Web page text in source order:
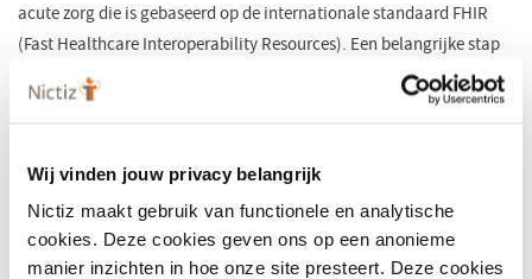
Wij vinden jouw privacy belangrijk
Nictiz maakt gebruik van functionele en analytische
cookies. Deze cookies geven ons op een anonieme
manier inzichten in hoe onze site presteert. Deze cookies
acute zorg die is gebaseerd op de internationale standaard FHIR
(Fast Healthcare Interoperability Resources). Een belangrijke stap
richting moderne, toekomstbestendige gegevensuitwisseling. De
release bevat een datamodel en een functioneel ontwerp. Wij
alpha-versie te toetsen op inhoud en toepasbaarheid.
Op basis van de feedback op de alpha-release werkt Nictiz aan de
beta-release waarin de FHIR-specificaties worden uitgewerkt. Met
deze beta-release wordt een praktijktoets uitgevoerd.